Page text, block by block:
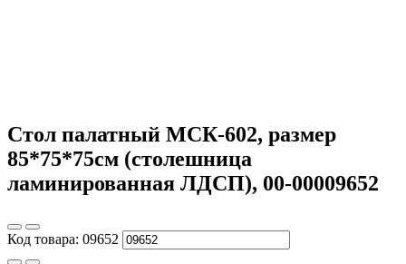
Стол палатный МСК-602, размер
85*75*75см (столешница
ламинированная ЛДСП), 00-00009652
Код товара: 09652